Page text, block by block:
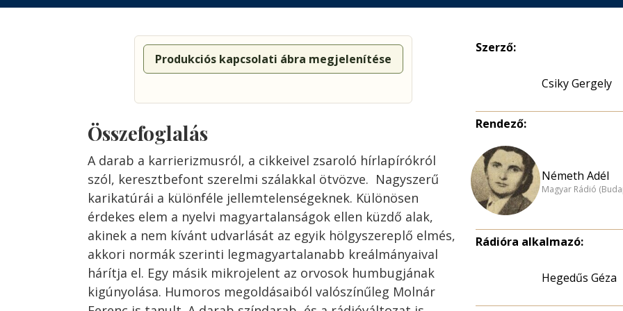
Produkciós kapcsolati ábra megjelenítése
Összefoglalás
A darab a karrierizmusról, a cikkeivel zsaroló hírlapírókról
szól, keresztbefont szerelmi szálakkal ötvözve. Nagyszerű
karikatúrái a különféle jellemtelenségeknek. Különösen
érdekes elem a nyelvi magyartalanságok ellen küzdő alak,
akinek a nem kívánt udvarlását az egyik hölgyszereplő elmés,
akkori normák szerinti legmagyartalanabb kreálmányaival
hárítja el. Egy másik mikrojelent az orvosok humbugjának
kigúnyolása. Humoros megoldásaiból valószínűleg Molnár
Szerző:
Csiky Gergely
Rendező:
Németh Adél
Magyar Rádió
Rádióra alkalmazó:
Hegedűs Géza